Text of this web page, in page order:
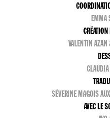
EMMA
VALENTIN
SÉVERINE MAGOIS
AVEC LE